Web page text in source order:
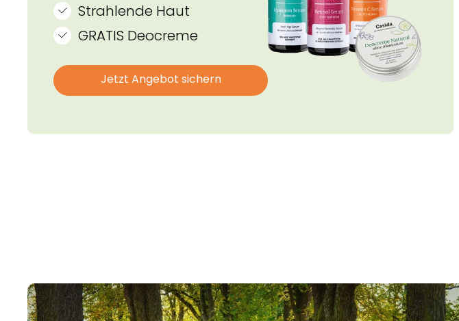
Strahlende Haut
GRATIS Deocreme
Jetzt Angebot sichern